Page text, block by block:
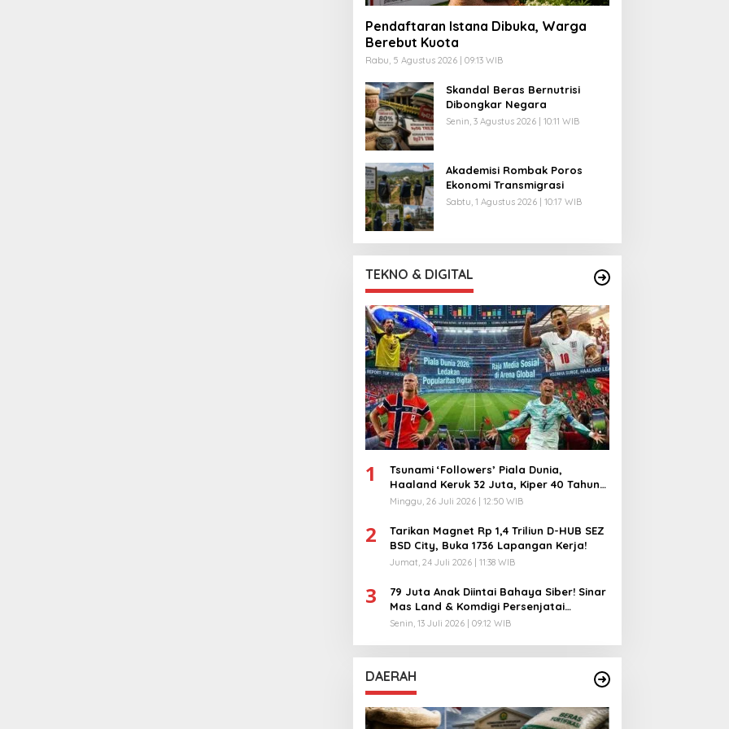
Pendaftaran Istana Dibuka, Warga
Berebut Kuota
Rabu, 5 Agustus 2026 | 09:13 WIB
Skandal Beras Bernutrisi
Dibongkar Negara
Senin, 3 Agustus 2026 | 10:11 WIB
Akademisi Rombak Poros
Ekonomi Transmigrasi
Sabtu, 1 Agustus 2026 | 10:17 WIB
TEKNO & DIGITAL
1
Tsunami ‘Followers’ Piala Dunia,
Haaland Keruk 32 Juta, Kiper 40 Tahun
Bikin Geger!
Minggu, 26 Juli 2026 | 12:50 WIB
2
Tarikan Magnet Rp 1,4 Triliun D-HUB SEZ
BSD City, Buka 1736 Lapangan Kerja!
Jumat, 24 Juli 2026 | 11:38 WIB
3
79 Juta Anak Diintai Bahaya Siber! Sinar
Mas Land & Komdigi Persenjatai
Ratusan Guru!
Senin, 13 Juli 2026 | 09:12 WIB
DAERAH